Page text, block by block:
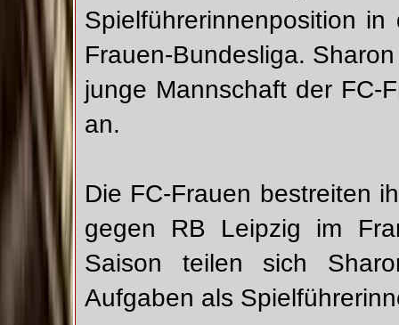
Spielführerinnenposition
Frauen-Bundesliga.
junge Mannschaft der FC-
an.
Die FC-Frauen bestreiten
gegen RB Leipzig im
Saison teilen sich
Aufgaben als